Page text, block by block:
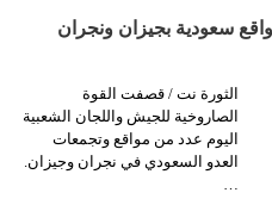
سعودية بجيزان ونجران
الثورة نت / قصفت القوة
الصاروخية للجيش واللجان الشعبية
اليوم عدد من مواقع وتجمعات
العدو السعودي في نجران وجيزان.